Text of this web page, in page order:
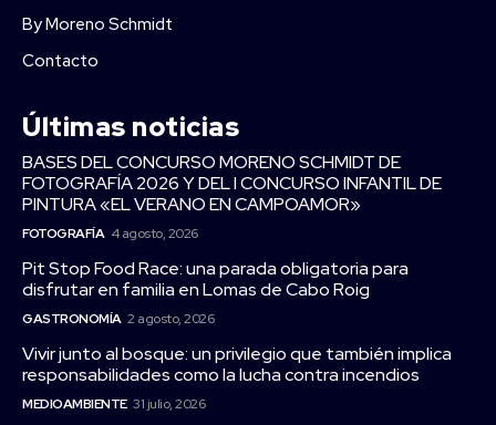
By Moreno Schmidt
Contacto
Últimas noticias
BASES DEL CONCURSO MORENO SCHMIDT DE
FOTOGRAFÍA 2026 Y DEL I CONCURSO INFANTIL DE
PINTURA «EL VERANO EN CAMPOAMOR»
FOTOGRAFÍA 4 agosto, 2026
Pit Stop Food Race: una parada obligatoria para
disfrutar en familia en Lomas de Cabo Roig
GASTRONOMÍA 2 agosto, 2026
Vivir junto al bosque: un privilegio que también implica
responsabilidades como la lucha contra incendios
MEDIOAMBIENTE 31 julio, 2026